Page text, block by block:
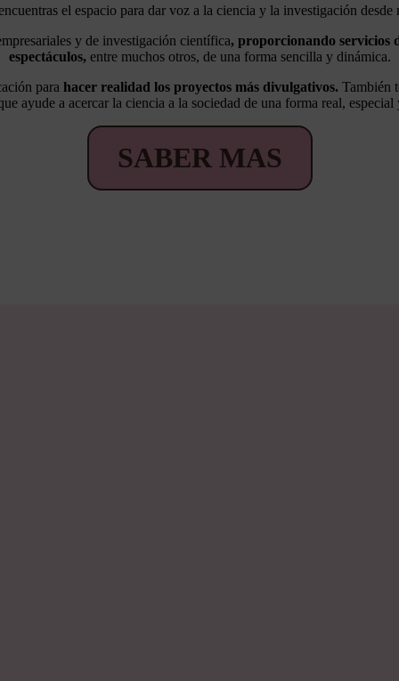
el espacio para dar voz a la ciencia y la investigación desde
y de investigación científica, proporcionando servicios
espectáculos,entre muchos otros, de una forma sencilla y dinámica.
para hacer realidad los proyectos más divulgativos. También
ayude a acercar la ciencia a la sociedad de una forma real, especial
SABER MAS